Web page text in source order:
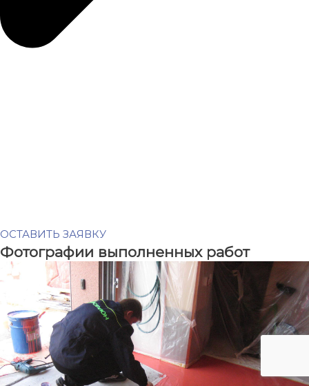
ОСТАВИТЬ ЗАЯВКУ
Фотографии выполненных работ